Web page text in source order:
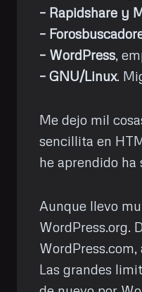
– Rapidshare y
–
– WordPress,
– GNU/Linux.
Me dejo mil
sencillita en
he aprendido
Aunque llevo
WordPress.org.
Las grandes